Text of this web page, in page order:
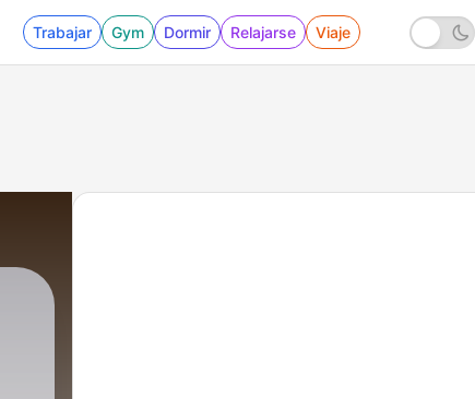
Trabajar Gym Dormir Relajarse Viaje